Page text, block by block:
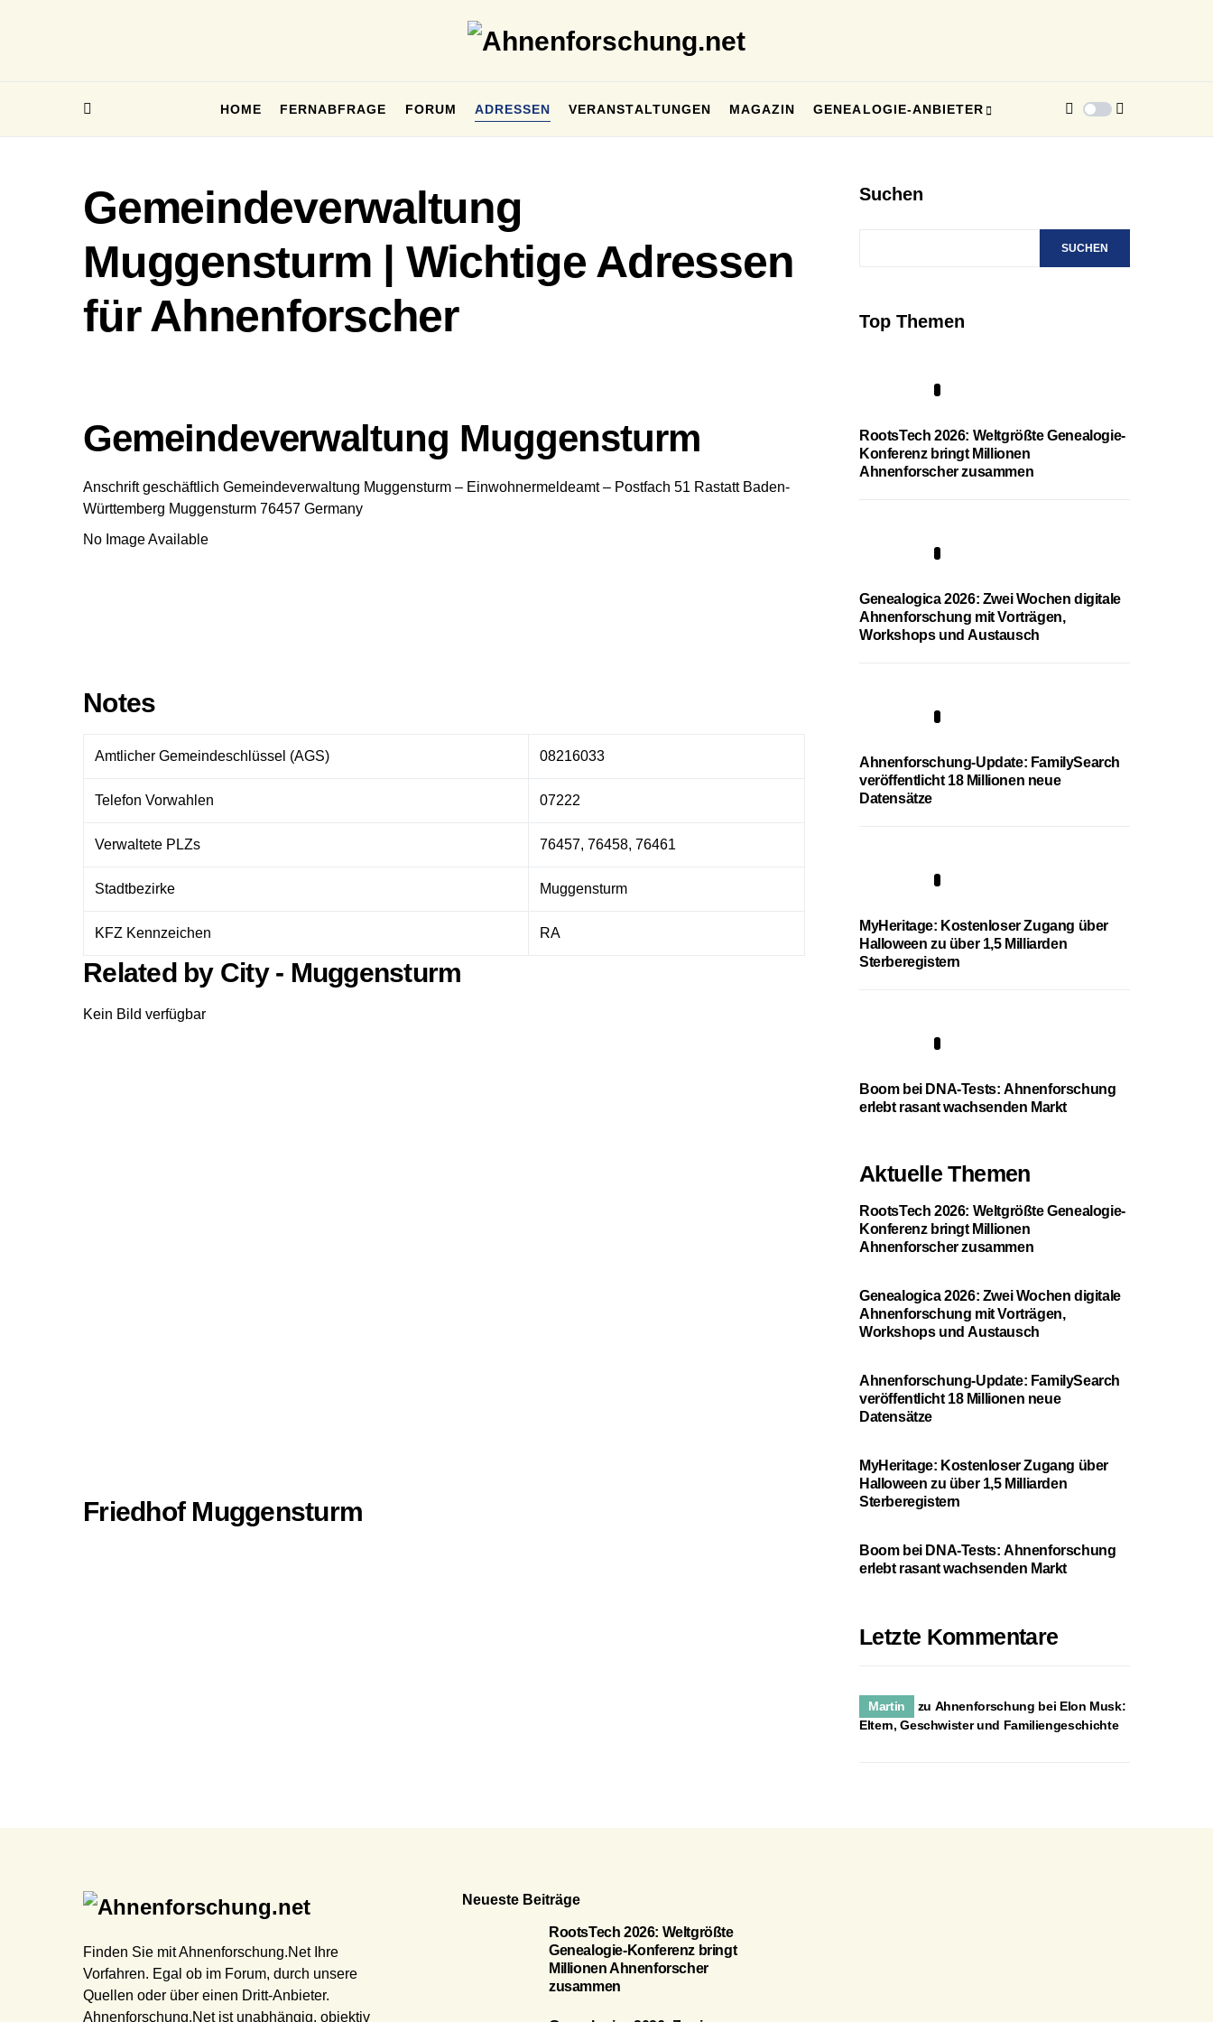
HOME FERNABFRAGE FORUM ADRESSEN VERANSTALTUNGEN MAGAZIN GENEALOGIE-ANBIETER
Gemeindeverwaltung
Muggensturm | Wichtige Adressen
für Ahnenforscher
Gemeindeverwaltung Muggensturm
Anschrift geschäftlich Gemeindeverwaltung Muggensturm – Einwohnermeldeamt – Postfach 51 Rastatt Baden-
Württemberg Muggensturm 76457 Germany
No Image Available
Notes
Amtlicher Gemeindeschlüssel (AGS) 08216033
Telefon Vorwahlen 07222
Verwaltete PLZs 76457, 76458, 76461
Stadtbezirke Muggensturm
KFZ Kennzeichen RA
Related by City - Muggensturm
Kein Bild verfügbar
Friedhof Muggensturm
Suchen
SUCHEN
Top Themen
RootsTech 2026: Weltgrößte Genealogie-
Konferenz bringt Millionen
Ahnenforscher zusammen
Genealogica 2026: Zwei Wochen digitale
Ahnenforschung mit Vorträgen,
Workshops und Austausch
Ahnenforschung-Update: FamilySearch
veröffentlicht 18 Millionen neue
Datensätze
MyHeritage: Kostenloser Zugang über
Halloween zu über 1,5 Milliarden
Sterberegistern
Boom bei DNA-Tests: Ahnenforschung
erlebt rasant wachsenden Markt
Aktuelle Themen
RootsTech 2026: Weltgrößte Genealogie-
Konferenz bringt Millionen
Ahnenforscher zusammen
Genealogica 2026: Zwei Wochen digitale
Ahnenforschung mit Vorträgen,
Workshops und Austausch
Ahnenforschung-Update: FamilySearch
veröffentlicht 18 Millionen neue
Datensätze
MyHeritage: Kostenloser Zugang über
Halloween zu über 1,5 Milliarden
Sterberegistern
Boom bei DNA-Tests: Ahnenforschung
erlebt rasant wachsenden Markt
Letzte Kommentare
Martin zu Ahnenforschung bei Elon Musk:
Eltern, Geschwister und Familiengeschichte
Finden Sie mit Ahnenforschung.Net Ihre
Vorfahren. Egal ob im Forum, durch unsere
Quellen oder über einen Dritt-Anbieter.
Ahnenforschung.Net ist unabhängig, objektiv
Neueste Beiträge
RootsTech 2026: Weltgrößte
Genealogie-Konferenz bringt
Millionen Ahnenforscher
zusammen